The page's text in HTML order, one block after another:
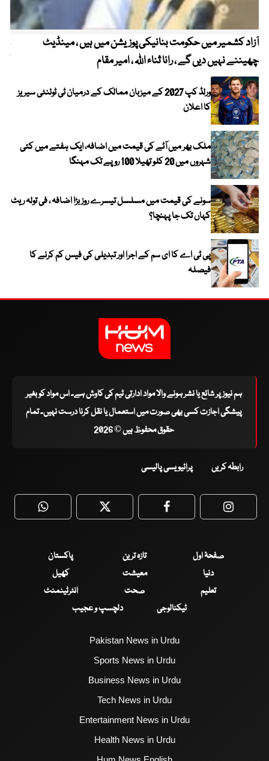
آزاد کشمیر میں حکومت بنانیکی پوزیشن میں ہیں ، مینڈیٹ
چھیننے نہیں دیں گے ، رانا ثناء اللہ ، امیر مقام
ورلڈ کپ 2027 کے میزبان ممالک کے درمیان ٹی ٹوئنٹی سیریز
کا اعلان
ملک بھر میں آٹے کی قیمت میں اضافہ، ایک ہفتے میں کئی
شہروں میں 20 کلو تھیلا 100 روپے تک مہنگا
سونے کی قیمت میں مسلسل تیسرے روز بڑا اضافہ ، فی تولہ ریٹ
کہاں تک جا پہنچا؟
پی ٹی اے کا ای سم کے اجرا اور تبدیلی کی فیس کم کرنے کا
فیصلہ
ہم نیوز پر شائع یا نشر ہونے والا مواد ادارتی ٹیم کی کاوش ہے۔ اس مواد کو بغیر
پیشگی اجازت کسی بھی صورت میں استعمال یا نقل کرنا درست نہیں۔ تمام
حقوق محفوظ ہیں © 2026
رابطہ کریں پرائیویسی پالیسی
WhatsApp Twitter Facebook
صفحۂ اول تازہ ترین
پاکستان
دنیا
معیشت
کھیل
تعلیم
صحت
انٹرٹینمنٹ
ٹیکنالوجی
دلچسپ و عجیب
Pakistan News in Urdu
Sports News in Urdu
Business News in Urdu
Tech News in Urdu
Entertainment News in Urdu
Health News in Urdu